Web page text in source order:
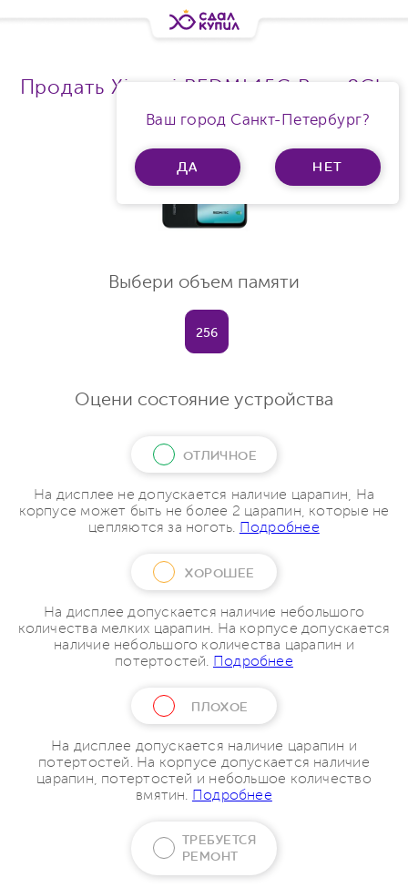
Ваш город Санкт-Петербург?
ДА НЕТ
Продать Xiaomi REDMI 15C Ram 8Gb
Выбери объем памяти
256
Оцени состояние устройства
ОТЛИЧНОЕ
На дисплее не допускается наличие царапин, На
корпусе может быть не более 2 царапин, которые не
цепляются за ноготь. Подробнее
ХОРОШЕЕ
На дисплее допускается наличие небольшого
количества мелких царапин. На корпусе допускается
наличие небольшого количества царапин и
потертостей. Подробнее
ПЛОХОЕ
На дисплее допускается наличие царапин и
потертостей. На корпусе допускается наличие
царапин, потертостей и небольшое количество
вмятин. Подробнее
ТРЕБУЕТСЯ
РЕМОНТ